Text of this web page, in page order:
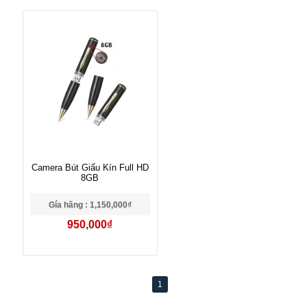
Camera Bút Giấu Kín Full HD
8GB
Gía hãng : 1,150,000₫
950,000₫
1